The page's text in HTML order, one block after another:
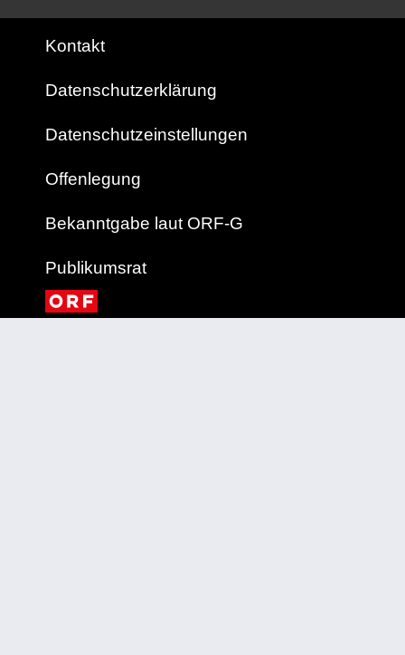
Kontakt
Datenschutzerklärung
Datenschutzeinstellungen
Offenlegung
Bekanntgabe laut ORF-G
Publikumsrat